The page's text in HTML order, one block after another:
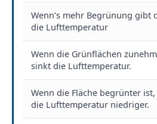
Wenn’s mehr Begrünung gibt
die Lufttemperatur
Wenn die Grünflächen
sinkt die Lufttemperatur.
Wenn die Fläche begrünter
die Lufttemperatur niedriger.